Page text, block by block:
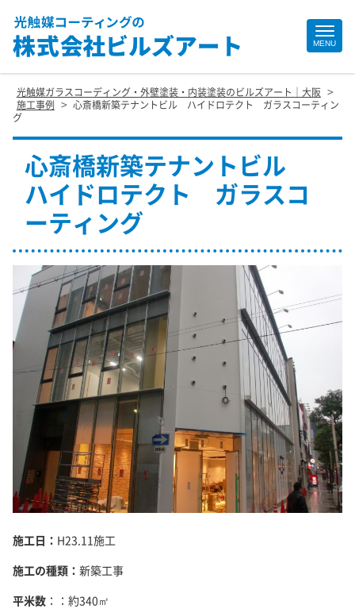
MENU
光触媒ガラスコーディング・外壁塗装・内装塗装のビルズアート｜大阪 >
施工事例 >
心斎橋新築テナントビル ハイドロテクト ガラスコーティン
グ
心斎橋新築テナントビル
ハイドロテクト ガラスコ
ーティング
施工日： H23.11施工
施工の種類： 新築工事
平米数 ：：約340㎡
Site
Footer